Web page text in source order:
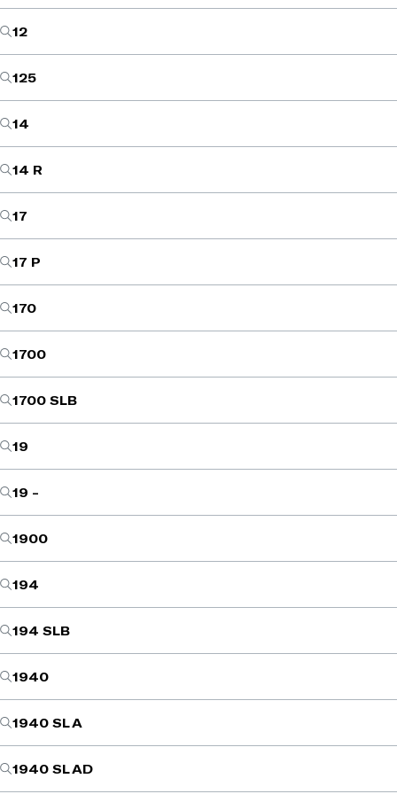
12
125
14
14 R
17
17 P
170
1700
1700 SLB
19
19 -
1900
194
194 SLB
1940
1940 SL A
1940 SL AD